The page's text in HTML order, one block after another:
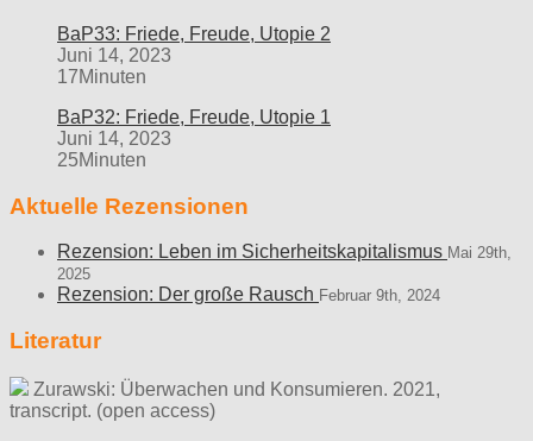
BaP33: Friede, Freude, Utopie 2
Juni 14, 2023
17Minuten
BaP32: Friede, Freude, Utopie 1
Juni 14, 2023
25Minuten
Aktuelle Rezensionen
Rezension: Leben im Sicherheitskapitalismus Mai 29th,
2025
Rezension: Der große Rausch Februar 9th, 2024
Literatur
Zurawski: Überwachen und Konsumieren. 2021,
transcript. (open access)